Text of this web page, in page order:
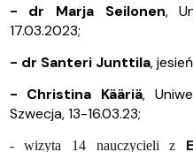
- dr Marja Seilonen,
17.03.2023;
- dr Santeri Junttila,
- Christina Kääriä,
Szwecja, 13-16.03.23;
- wizyta 14 nauczycieli z